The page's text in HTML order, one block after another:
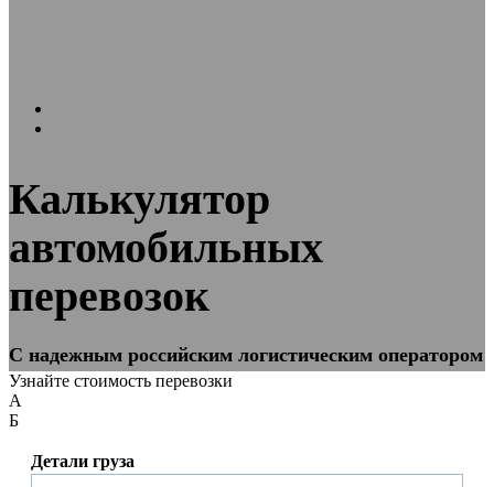
Калькулятор
автомобильных
перевозок
C надежным российским логистическим оператором
Узнайте стоимость перевозки
А
Б
Детали груза